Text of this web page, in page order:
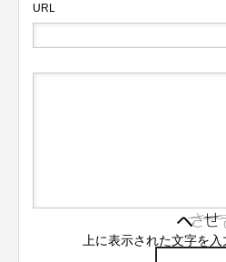
URL
上に表示された文字を入